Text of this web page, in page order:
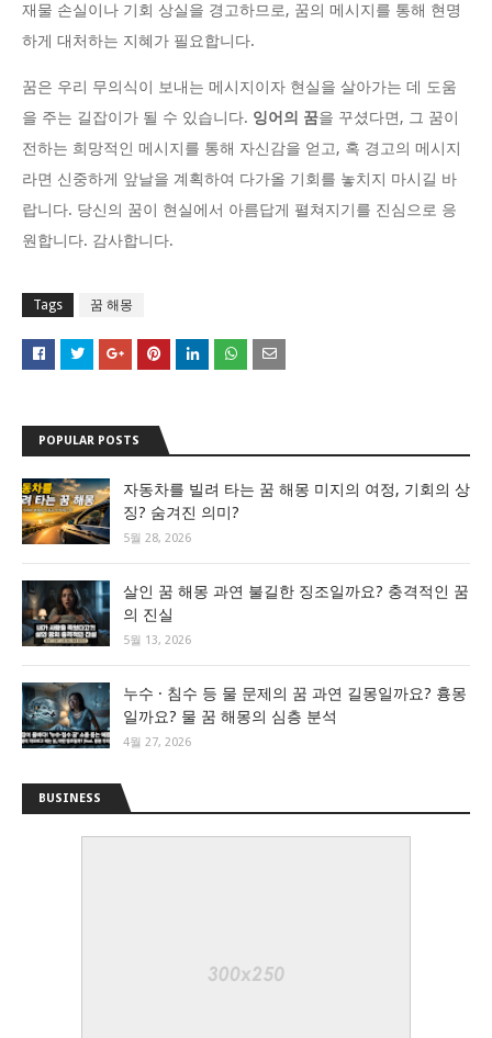
재물 손실이나 기회 상실을 경고하므로, 꿈의 메시지를 통해 현명
하게 대처하는 지혜가 필요합니다.
꿈은 우리 무의식이 보내는 메시지이자 현실을 살아가는 데 도움
을 주는 길잡이가 될 수 있습니다. 잉어의 꿈을 꾸셨다면, 그 꿈이
전하는 희망적인 메시지를 통해 자신감을 얻고, 혹 경고의 메시지
라면 신중하게 앞날을 계획하여 다가올 기회를 놓치지 마시길 바
랍니다. 당신의 꿈이 현실에서 아름답게 펼쳐지기를 진심으로 응
원합니다. 감사합니다.
Tags 꿈 해몽
POPULAR POSTS
자동차를 빌려 타는 꿈 해몽 미지의 여정, 기회의 상
징? 숨겨진 의미?
5월 28, 2026
살인 꿈 해몽 과연 불길한 징조일까요? 충격적인 꿈
의 진실
5월 13, 2026
누수 · 침수 등 물 문제의 꿈 과연 길몽일까요? 흉몽
일까요? 물 꿈 해몽의 심층 분석
4월 27, 2026
BUSINESS